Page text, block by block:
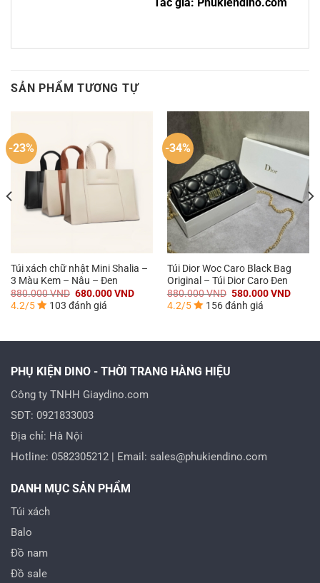
SẢN PHẨM TƯƠNG TỰ
-23%
Túi xách chữ nhật Mini Shalia –
3 Màu Kem – Nâu – Đen
880.000VND Giá
gốc
là:
680.000VNDGiá
4.2/5 103 đánh giá
-34%
Túi Dior Woc Caro Black Bag
Original – Túi Dior Caro Đen
880.000VND Giá
gốc
là:
580.000VNDGiá
4.2/5 156 đánh giá
PHỤ KIỆN DINO - THỜI TRANG HÀNG HIỆU
Công ty TNHH Giaydino.com
SĐT: 0921833003
Địa chỉ: Hà Nội
Hotline: 0582305212 | Email: sales@phukiendino.com
DANH MỤC SẢN PHẨM
Túi xách
Balo
Đồ nam
Đồ sale